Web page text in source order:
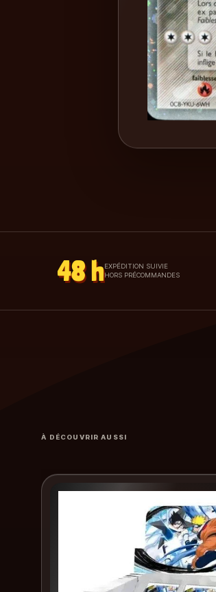
48 hEXPÉDITION SUIVIE
HORS PRÉCOMMANDES
À DÉCOUVRIR AUSSI